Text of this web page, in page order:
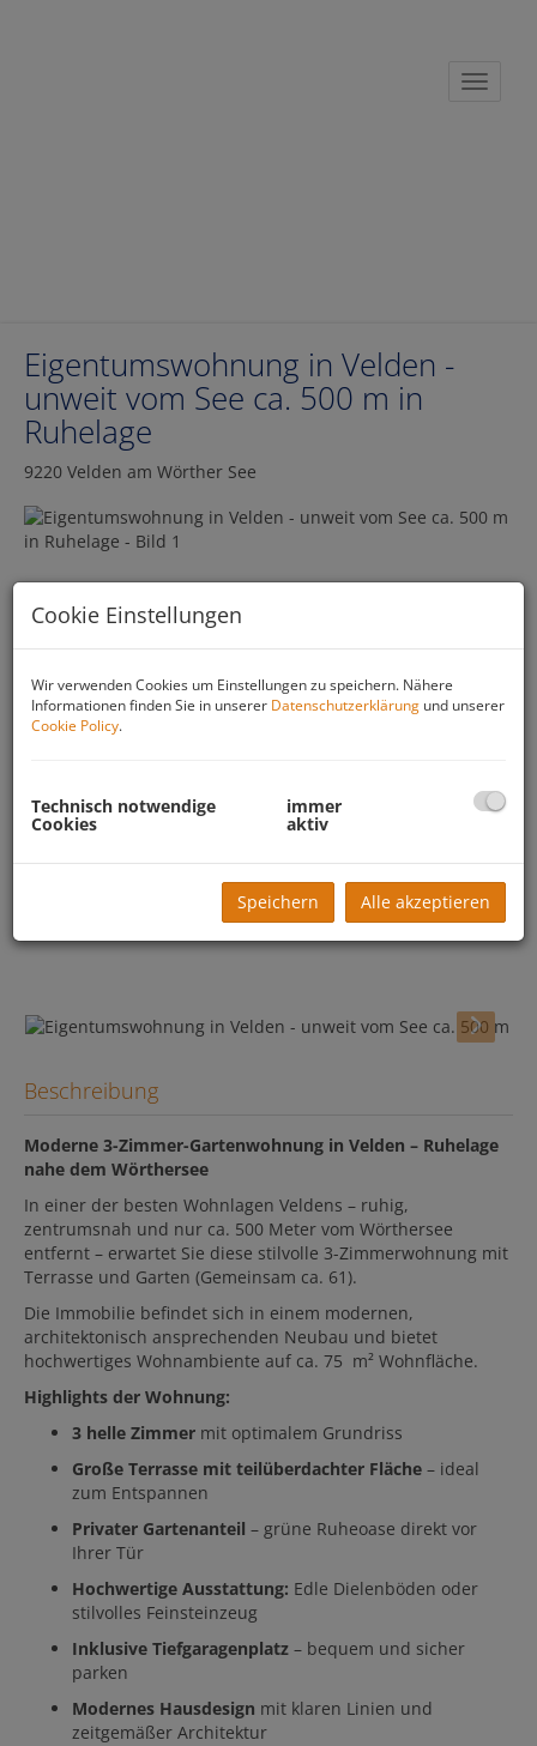
Eigentumswohnung in Velden -
unweit vom See ca. 500 m in
Ruhelage
9220 Velden am Wörther See
Beschreibung
Moderne 3-Zimmer-Gartenwohnung in Velden – Ruhelage
nahe dem Wörthersee
In einer der besten Wohnlagen Veldens – ruhig,
zentrumsnah und nur ca. 500 Meter vom Wörthersee
entfernt – erwartet Sie diese stilvolle 3-Zimmerwohnung mit
Terrasse und Garten (Gemeinsam ca. 61).
Die Immobilie befindet sich in einem modernen,
architektonisch ansprechenden Neubau und bietet
hochwertiges Wohnambiente auf ca. 75 m² Wohnfläche.
Highlights der Wohnung:
3 helle Zimmer mit optimalem Grundriss
Große Terrasse mit teilüberdachter Fläche – ideal
zum Entspannen
Privater Gartenanteil – grüne Ruheoase direkt vor
Ihrer Tür
Hochwertige Ausstattung: Edle Dielenböden oder
stilvolles Feinsteinzeug
Inklusive Tiefgaragenplatz – bequem und sicher
parken
Modernes Hausdesign mit klaren Linien und
zeitgemäßer Architektur
Cookie Einstellungen
Wir verwenden Cookies um Einstellungen zu speichern. Nähere
Informationen finden Sie in unserer Datenschutzerklärung und unserer
Cookie Policy.
Technisch notwendige
Cookies
immer
aktiv
Speichern Alle akzeptieren